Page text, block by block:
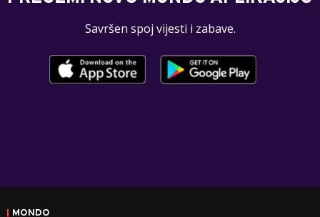
Savršen spoj vijesti i zabave.
MONDO